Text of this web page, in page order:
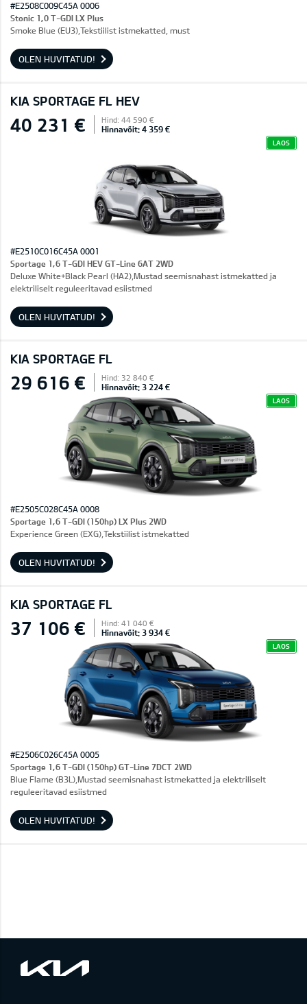
#E2508C009C45A 0006
Stonic 1,0 T-GDI LX Plus
Smoke Blue (EU3),Tekstiilist istmekatted, must
OLEN HUVITATUD!
KIA SPORTAGE FL HEV
40 231 € Hind: 44 590 €
Hinnavõit: 4 359 €
LAOS
#E2510C016C45A 0001
Sportage 1,6 T-GDI HEV GT-Line 6AT 2WD
Deluxe White+Black Pearl (HA2),Mustad seemisnahast istmekatted ja
elektriliselt reguleeritavad esiistmed
OLEN HUVITATUD!
KIA SPORTAGE FL
29 616 € Hind: 32 840 €
Hinnavõit: 3 224 €
LAOS
#E2505C028C45A 0008
Sportage 1,6 T-GDI (150hp) LX Plus 2WD
Experience Green (EXG),Tekstiilist istmekatted
OLEN HUVITATUD!
KIA SPORTAGE FL
37 106 € Hind: 41 040 €
Hinnavõit: 3 934 €
LAOS
#E2506C026C45A 0005
Sportage 1,6 T-GDI (150hp) GT-Line 7DCT 2WD
Blue Flame (B3L),Mustad seemisnahast istmekatted ja elektriliselt
reguleeritavad esiistmed
OLEN HUVITATUD!